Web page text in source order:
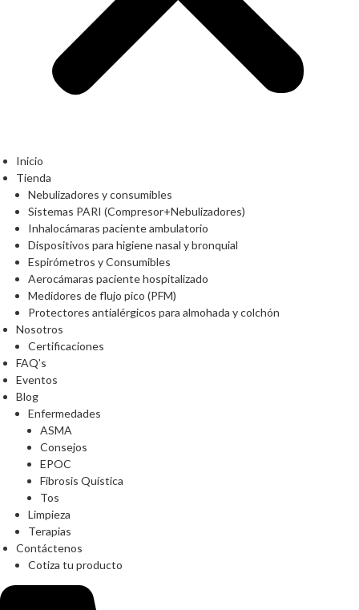
Inicio
Tienda
Nebulizadores y consumibles
Sistemas PARI (Compresor+Nebulizadores)
Inhalocámaras paciente ambulatorio
Dispositivos para higiene nasal y bronquial
Espirómetros y Consumibles
Aerocámaras paciente hospitalizado
Medidores de flujo pico (PFM)
Protectores antialérgicos para almohada y colchón
Nosotros
Certificaciones
FAQ’s
Eventos
Blog
Enfermedades
ASMA
Consejos
EPOC
Fibrosis Quística
Tos
Limpieza
Terapias
Contáctenos
Cotiza tu producto